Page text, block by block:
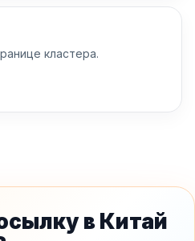
кластера.
в Китай